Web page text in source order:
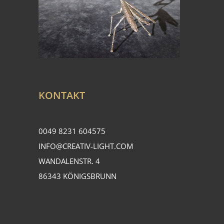
KONTAKT
0049 8231 604575
INFO@CREATIV-LIGHT.COM
WANDALENSTR. 4
86343 KÖNIGSBRUNN